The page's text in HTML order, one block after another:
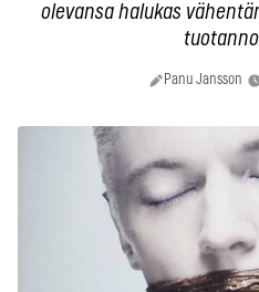
olevansa halukas
Panu Jansson